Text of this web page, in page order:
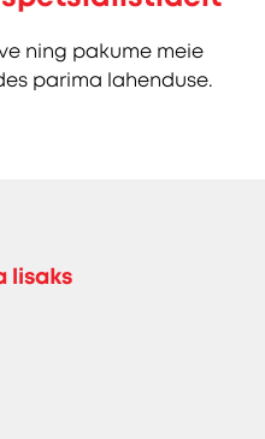
ning pakume meie
parima lahenduse.
lisaks